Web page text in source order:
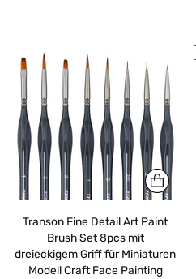
Transon Fine Detail Art Paint
Brush Set 8pcs mit
dreieckigem Griff für Miniaturen
Modell Craft Face Painting